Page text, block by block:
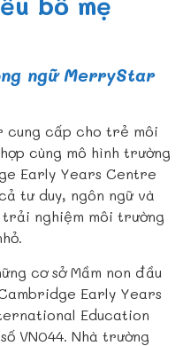
ngữ MerryStar
cung cấp cho trẻ môi
cùng mô hình trường
Early Years Centre
tư duy, ngôn ngữ và
nghiệm môi trường
cơ sở Mầm non đầu
Early Years
Education
VN044. Nhà trường